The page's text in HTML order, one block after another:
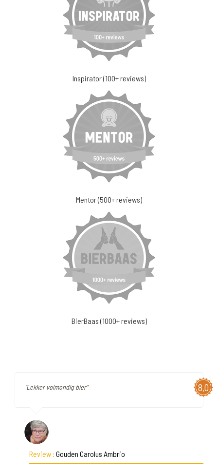
Inspirator (100+ reviews)
Mentor (500+ reviews)
BierBaas (1000+ reviews)
8,0
"Lekker volmondig bier"
Review : Gouden Carolus Ambrio